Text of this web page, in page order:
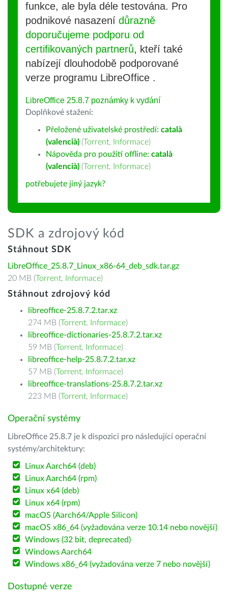
funkce, ale byla déle testována. Pro
podnikové nasazení důrazně
doporučujeme podporu od
certifikovaných partnerů, kteří také
nabízejí dlouhodobě podporované
verze programu LibreOffice .
LibreOffice 25.8.7 poznámky k vydání
Doplňkové stažení:
Přeložené uživatelské prostředí: català
(valencià) (Torrent, Informace)
Nápověda pro použití offline: català
(valencià) (Torrent, Informace)
potřebujete jiný jazyk?
SDK a zdrojový kód
Stáhnout SDK
LibreOffice_25.8.7_Linux_x86-64_deb_sdk.tar.gz
20 MB (Torrent, Informace)
Stáhnout zdrojový kód
libreoffice-25.8.7.2.tar.xz
274 MB (Torrent, Informace)
libreoffice-dictionaries-25.8.7.2.tar.xz
59 MB (Torrent, Informace)
libreoffice-help-25.8.7.2.tar.xz
57 MB (Torrent, Informace)
libreoffice-translations-25.8.7.2.tar.xz
223 MB (Torrent, Informace)
Operační systémy
LibreOffice 25.8.7 je k dispozici pro následující operační
systémy/architektury:
Linux Aarch64 (deb)
Linux Aarch64 (rpm)
Linux x64 (deb)
Linux x64 (rpm)
macOS (Aarch64/Apple Silicon)
macOS x86_64 (vyžadována verze 10.14 nebo novější)
Windows (32 bit, deprecated)
Windows Aarch64
Windows x86_64 (vyžadována verze 7 nebo novější)
Dostupné verze